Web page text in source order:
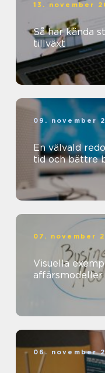
13. november
Så har kända
tillväxt
09. november
En välvald
tid och bättre
07. november
Visuella
affärsmodeller
06. november